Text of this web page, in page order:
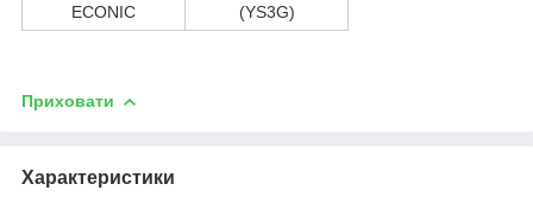
ECONIC
(YS3G)
Приховати
Характеристики